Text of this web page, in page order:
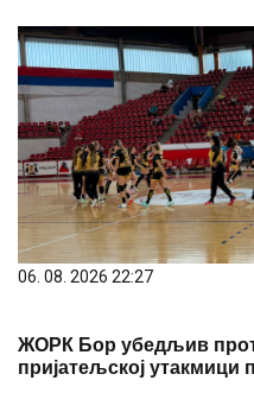
06. 08. 2026 22:27
ЖОРК Бор убедљив
пријатељској